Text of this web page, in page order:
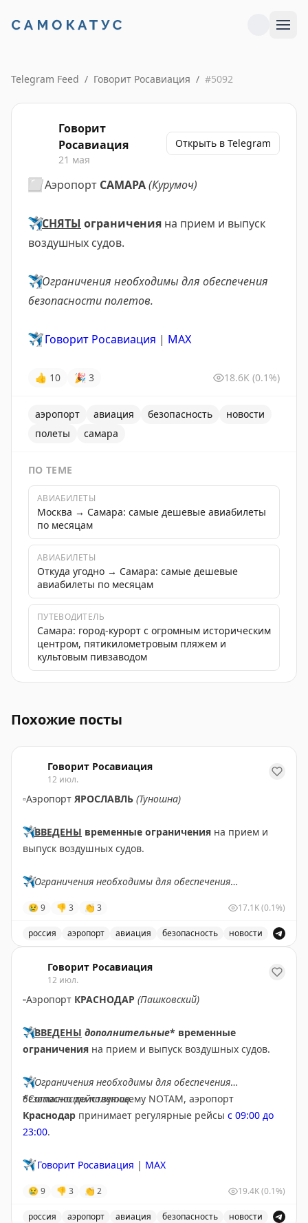
Telegram Feed / Говорит Росавиация / #5092
Говорит
Росавиация
21 мая
Открыть в Telegram
⬜️Аэропорт САМАРА(Курумоч)
✈️СНЯТЫ ограничения на прием и выпуск
воздушных судов.
✈️Ограничения необходимы для обеспечения
безопасности полетов.
✈️ Говорит Росавиация | MАХ
👍 10 🎉 3 18.6K (0.1%)
аэропорт авиация безопасность
новости
полеты
самара
ПО ТЕМЕ
АВИАБИЛЕТЫ
Москва → Самара: самые дешевые авиабилеты
по месяцам
АВИАБИЛЕТЫ
Откуда угодно → Самара: самые дешевые
авиабилеты по месяцам
ПУТЕВОДИТЕЛЬ
Самара: город-курорт с огромным историческим
центром, пятикилометровым пляжем и
культовым пивзаводом
Похожие посты
Говорит Росавиация
12 июл.
▫️Аэропорт ЯРОСЛАВЛЬ (Туношна)
✈️ВВЕДЕНЫ временные ограничения на прием и
выпуск воздушных судов.
✈️Ограничения необходимы для обеспечения
✈️ Говорит Росавиация|МАХ
😢 9 👎 3 👏 3 17.1K(0.1%)
россия аэропорт авиация безопасность новости
Говорит Росавиация
12 июл.
▫️Аэропорт КРАСНОДАР (Пашковский)
✈️ВВЕДЕНЫ дополнительные* временные
ограничения на прием и выпуск воздушных судов.
✈️Ограничения необходимы для обеспечения
безопасности полетов.
*Согласно действующему NOTAM, аэропорт
Краснодар принимает регулярные рейсы с 09:00 до
23:00.
✈️ Говорит Росавиация | MAX
😢 9 👎 3 👏 2 19.4K(0.1%)
россия аэропорт авиация безопасность новости